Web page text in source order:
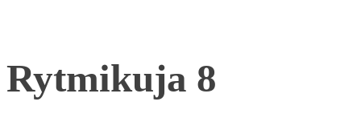
Rytmikuja 8